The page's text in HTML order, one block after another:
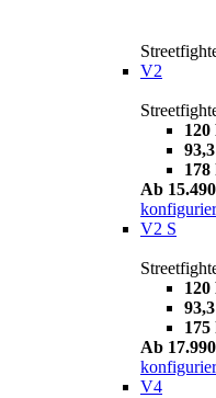
V2
120
178
Ab
V2 S
120
175
Ab
V4